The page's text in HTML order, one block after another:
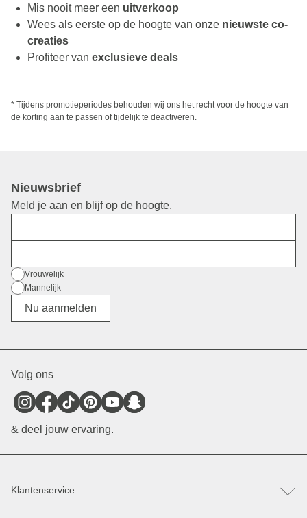
Mis nooit meer een uitverkoop
Wees als eerste op de hoogte van onze nieuwste co-
creaties
Profiteer van exclusieve deals
* Tijdens promotieperiodes behouden wij ons het recht voor de hoogte van
de korting aan te passen of tijdelijk te deactiveren.
Nieuwsbrief
Meld je aan en blijf op de hoogte.
Geslacht
Vrouwelijk
Mannelijk
Nu aanmelden
Volg ons
& deel jouw ervaring.
Klantenservice